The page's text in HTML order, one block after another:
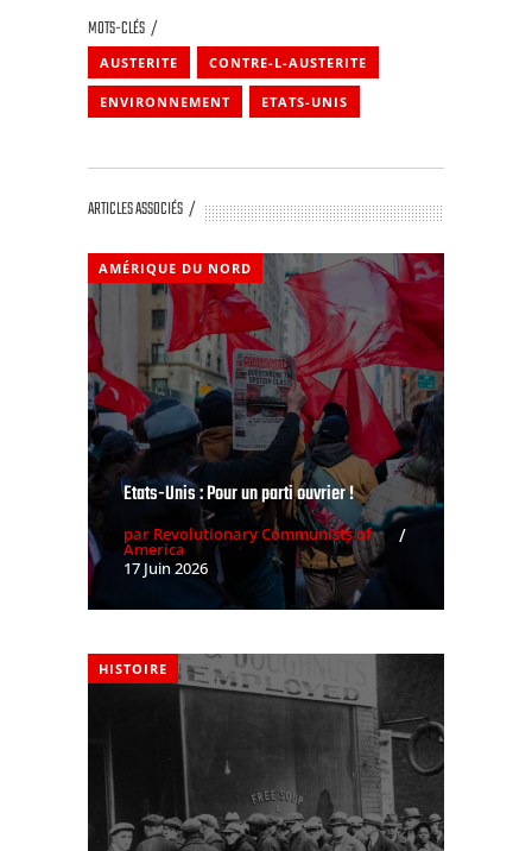
MOTS-CLÉS
AUSTERITE CONTRE-L-AUSTERITE
ENVIRONNEMENT ETATS-UNIS
ARTICLES ASSOCIÉS
AMÉRIQUE DU NORD
Etats-Unis : Pour un parti ouvrier !
par Revolutionary Communists of
America
17 Juin 2026
HISTOIRE